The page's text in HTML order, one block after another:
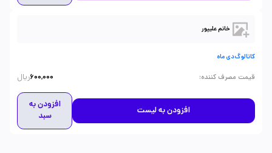
خانم علیپور
کاتالوگ دی ماه
قیمت مصرف کننده:
600,000ریال
افزودن به لیست
افزودن به
سبد